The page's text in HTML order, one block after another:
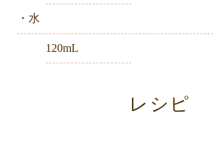
・水
120mL
レシピ